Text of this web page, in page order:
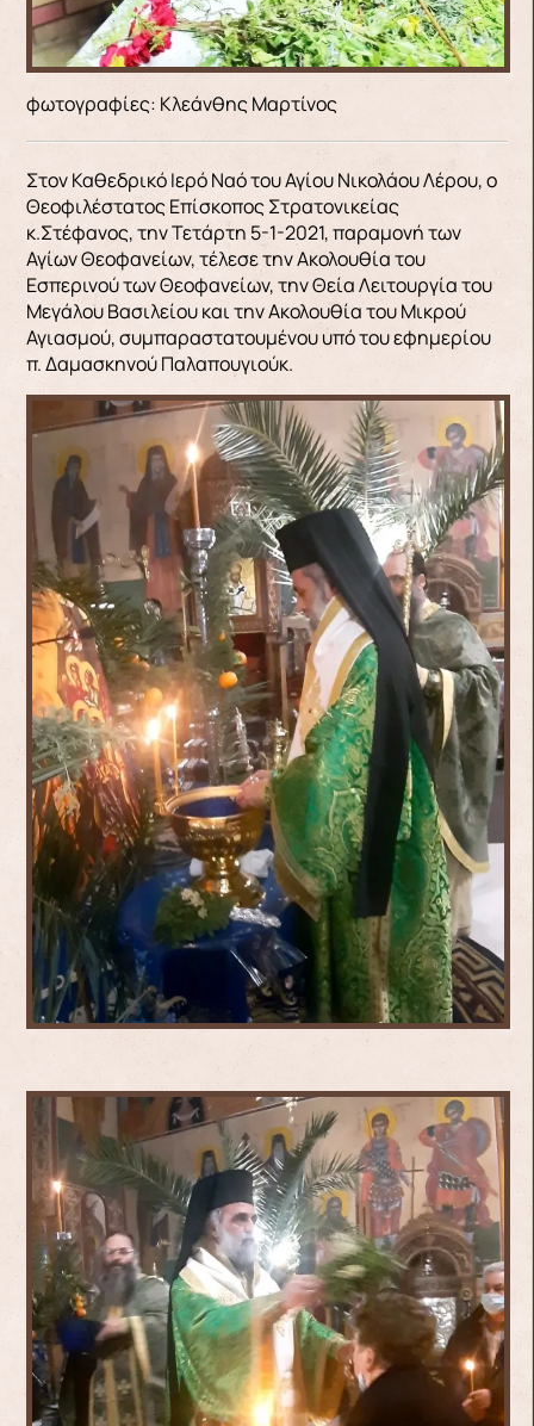
φωτογραφίες: Κλεάνθης Μαρτίνος
Στον Καθεδρικό Ιερό Ναό του Αγίου Νικολάου Λέρου, ο
Θεοφιλέστατος Επίσκοπος Στρατονικείας
κ.Στέφανος, την Τετάρτη 5-1-2021, παραμονή των
Αγίων Θεοφανείων, τέλεσε την Ακολουθία του
Εσπερινού των Θεοφανείων, την Θεία Λειτουργία του
Μεγάλου Βασιλείου και την Ακολουθία του Μικρού
Αγιασμού, συμπαραστατουμένου υπό του εφημερίου
π. Δαμασκηνού Παλαπουγιούκ.